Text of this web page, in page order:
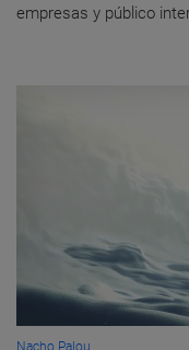
empresas y público